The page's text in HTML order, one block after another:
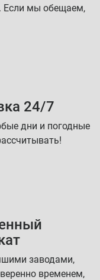
Если мы обещаем,
24/7
дни и погодные
заводами,
временем,